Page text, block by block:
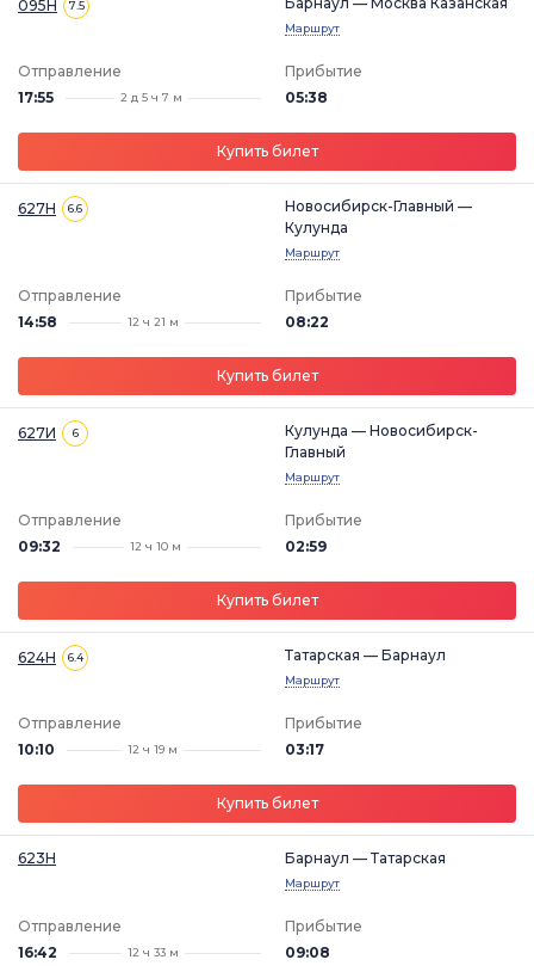
095Н 7.5
Маршрут
Отправление
17:55
2 д 5 ч 7 м
Прибытие
05:38
Купить билет
627Н 6.6
Новосибирск-Главный —
Кулунда
Маршрут
Отправление
14:58
12 ч 21 м
Прибытие
08:22
Купить билет
627И 6
Кулунда — Новосибирск-
Главный
Маршрут
Отправление
09:32
12 ч 10 м
Прибытие
02:59
Купить билет
624Н 6.4 Татарская — Барнаул
Маршрут
Отправление
10:10
12 ч 19 м
Прибытие
03:17
Купить билет
623Н Барнаул — Татарская
Маршрут
Отправление
16:42
12 ч 33 м
Прибытие
09:08